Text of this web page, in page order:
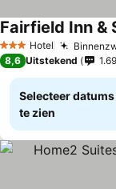
3 SterrenHotel
8,6 Uitstekend
Selecteer
te zien